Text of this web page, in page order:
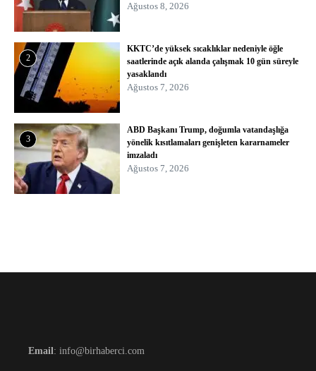
Ağustos 8, 2026
2
KKTC’de yüksek sıcaklıklar nedeniyle öğle
saatlerinde açık alanda çalışmak 10 gün süreyle
yasaklandı
Ağustos 7, 2026
3
ABD Başkanı Trump, doğumla vatandaşlığa
yönelik kısıtlamaları genişleten kararnameler
imzaladı
Ağustos 7, 2026
Email: info@birhaberci.com